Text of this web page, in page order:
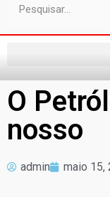
O
nosso
admin maio 15,